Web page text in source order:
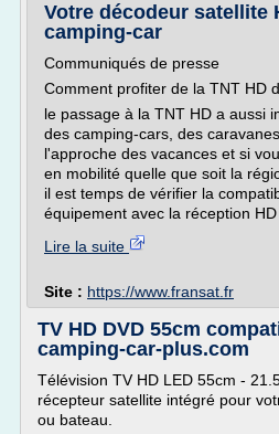
Votre décodeur satellite
camping-car
Communiqués de presse
Comment profiter de la TNT HD
le passage à la TNT HD a aussi
des camping-cars, des
l'approche des vacances et si
en mobilité quelle que soit la
il est temps de vérifier la
équipement avec la réception HD
Lire la suite
Site : https://www.fransat.fr
TV HD DVD 55cm
camping-car-plus.com
Télévision TV HD LED 55cm -
récepteur satellite intégré pour
ou bateau.